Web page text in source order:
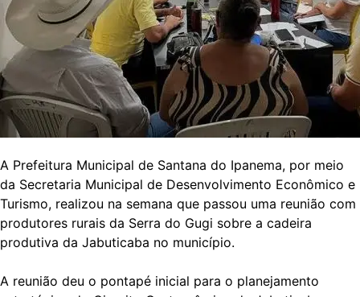
A Prefeitura Municipal de Santana do Ipanema, por meio
da Secretaria Municipal de Desenvolvimento Econômico e
Turismo, realizou na semana que passou uma reunião com
produtores rurais da Serra do Gugi sobre a cadeira
produtiva da Jabuticaba no município.
A reunião deu o pontapé inicial para o planejamento